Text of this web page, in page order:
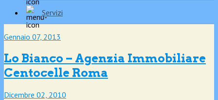
Servizi
Gennaio 07, 2013
Lo Bianco – Agenzia Immobiliare
Centocelle Roma
Dicembre 02, 2010